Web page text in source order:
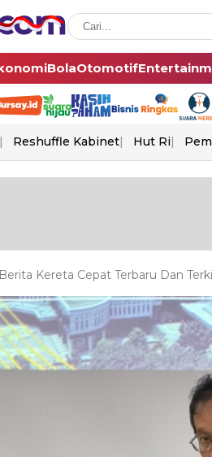
BolaOtomotif
Reshuffle Kabinet Hut Ri
Kereta Cepat Terbaru Dan